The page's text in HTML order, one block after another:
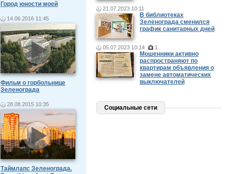
Город юности моей
14.06.2016 11:45
Фильм о горбольнице
Зеленограда
28.08.2015 10:35
Таймлапс Зеленограда.
21.07.2023 10:11
В библиотеках
Зеленограда сменился
график санитарных дней
05.07.2023 10:14 1
Мошенники активно
распространяют по
квартирам объявления о
замене автоматических
выключателей
Социальные сети